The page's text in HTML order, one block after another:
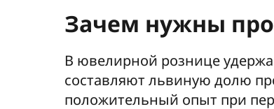
Зачем нужны
В ювелирной рознице
составляют львиную долю
положительный опыт при